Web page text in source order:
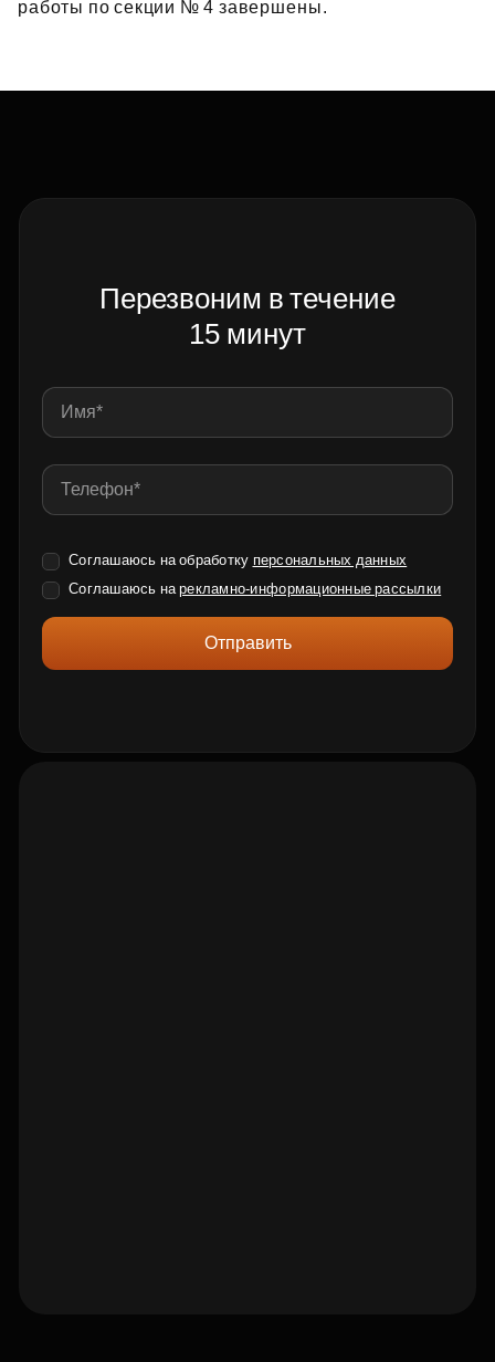
работы по секции № 4 завершены.
Перезвоним в течение
15 минут
Соглашаюсь на обработку персональных данных
Соглашаюсь нарекламно-информационные рассылки
Отправить